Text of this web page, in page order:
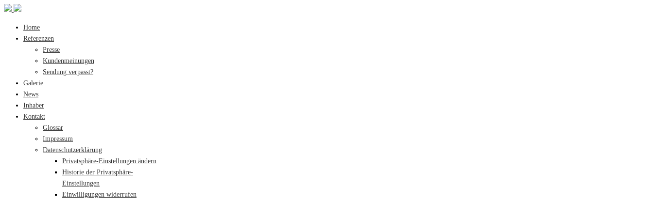
Home
Referenzen
Presse
Kundenmeinungen
Sendung verpasst?
Galerie
News
Inhaber
Kontakt
Glossar
Impressum
Datenschutzerklärung
Privatsphäre-Einstellungen ändern
Historie der Privatsphäre-
Einstellungen
Einwilligungen widerrufen